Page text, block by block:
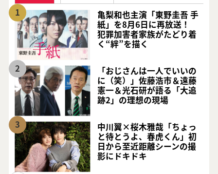
1
亀梨和也主演「東野圭吾 手
紙」を8月6日に再放送！
犯罪加害者家族がたどり着
く“絆”を描く
2
「おじさんは一人でいいの
に（笑）」佐藤浩市＆遠藤
憲一＆光石研が語る「大追
跡2」の理想の現場
3
中川翼×桜木雅哉「ちょっ
と待とうよ、春虎くん」初
日から至近距離シーンの撮
影にドキドキ